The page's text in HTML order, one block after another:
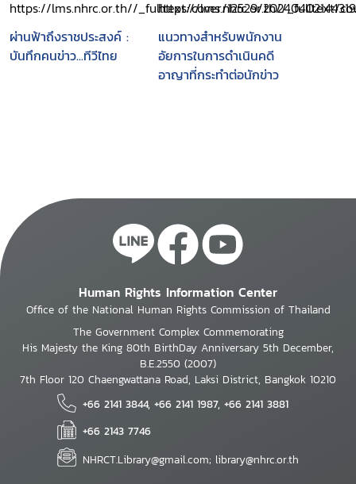
ผ่านฟ้าถึงราชประสงค์ :
บันทึกคนข่าว...ทีวีไทย
แนวทางสำหรับพนักงาน
อัยการในการดำเนินคดี
อาญาที่กระทำต่อนักข่าว
Human Rights Information Center
Office of the National Human Rights Commission of Thailand
The Government Complex Commemorating
His Majesty the King 80th BirthDay Anniversary 5th December,
B.E.2550 (2007)
7th Floor 120 Chaengwattana Road, Laksi District, Bangkok 10210
+66 2141 3844, +66 2141 1987, +66 2141 3881
+66 2143 7746
NHRCT.Library@gmail.com; library@nhrc.or.th